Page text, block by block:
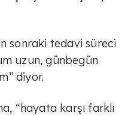
sonraki tedavi süreci
uzun, günbegün
diyor.
“hayata karşı farklı